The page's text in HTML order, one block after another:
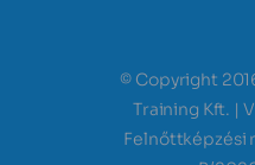
© Copyright
Training Kft. |
Felnőttképzési